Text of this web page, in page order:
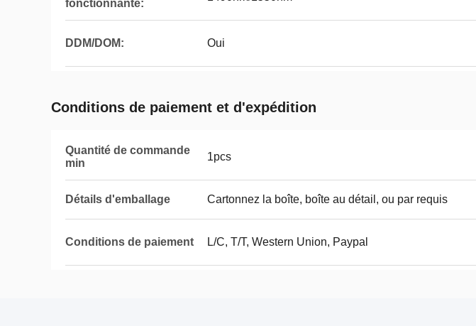
fonctionnante:
DDM/DOM: Oui
Conditions de paiement et d'expédition
Quantité de commande
min
1pcs
Détails d'emballage Cartonnez la boîte, boîte au détail, ou par requis
Conditions de paiement L/C, T/T, Western Union, Paypal